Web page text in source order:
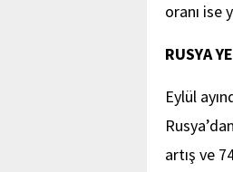
oranı ise
RUSYA
Eylül
artış ve